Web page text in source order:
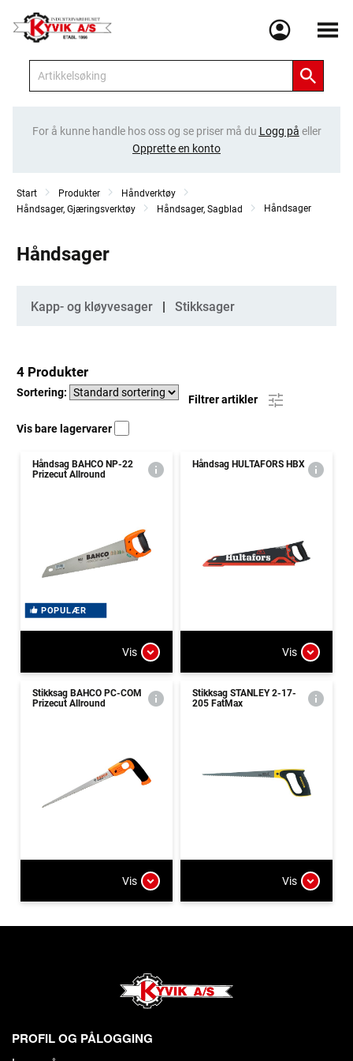
Meny
For å kunne handle hos oss og se priser må du Logg på eller
Opprette en konto
Start Produkter
Håndverktøy
Håndsager, Gjæringsverktøy
Håndsager, Sagblad Håndsager
Håndsager
Kategorier
Kapp- og kløyvesager Stikksager
4 Produkter
Sortering:
Filtrer artikler
Vis bare lagervarer
Håndsag BAHCO NP-22
Prizecut Allround
POPULÆR
Vis
Håndsag HULTAFORS HBX
Vis
Stikksag BAHCO PC-COM
Prizecut Allround
Vis
Stikksag STANLEY 2-17-
205 FatMax
Vis
PROFIL OG PÅLOGGING